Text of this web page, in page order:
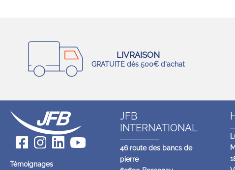
LIVRAISON
GRATUITE dès 500€ d'achat
Témoignages
JFB
INTERNATIONAL
46 route des bancs de
pierre